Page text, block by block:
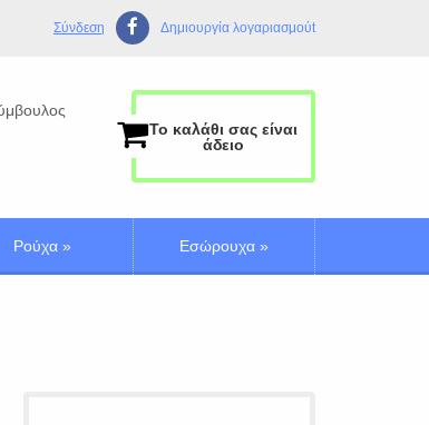
Σύνδεση Δημιουργία λογαριασμούt
Το καλάθι σας είναι
άδειο
Ρούχα » Εσώρουχα »